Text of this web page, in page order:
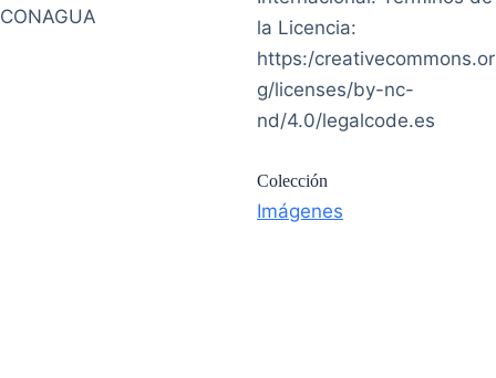
CONAGUA
la Licencia:
https:/creativecommons.or
g/licenses/by-nc-
nd/4.0/legalcode.es
Colección
Imágenes